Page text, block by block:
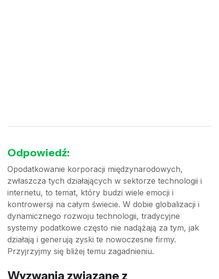
Odpowiedź:
Opodatkowanie korporacji międzynarodowych,
zwłaszcza tych działających w sektorze technologii i
internetu, to temat, który budzi wiele emocji i
kontrowersji na całym świecie. W dobie globalizacji i
dynamicznego rozwoju technologii, tradycyjne
systemy podatkowe często nie nadążają za tym, jak
działają i generują zyski te nowoczesne firmy.
Przyjrzyjmy się bliżej temu zagadnieniu.
Wyzwania związane z